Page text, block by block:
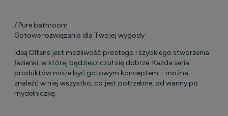
/ Pure bathroom
Gotowe rozwiązania dla Twojej wygody
Ideą Oltens jest możliwość prostego i szybkiego stworzenia
łazienki, w której będziesz czuł się dobrze. Każda seria
produktów może być gotowym konceptem – można
znaleźć w niej wszystko, co jest potrzebne, od wanny po
mydelniczkę.